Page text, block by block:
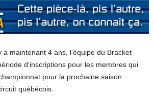
a maintenant 4 ans, l’équipe du Bracket
d’inscriptions pour les membres qui
pour la prochaine saison
québécois.